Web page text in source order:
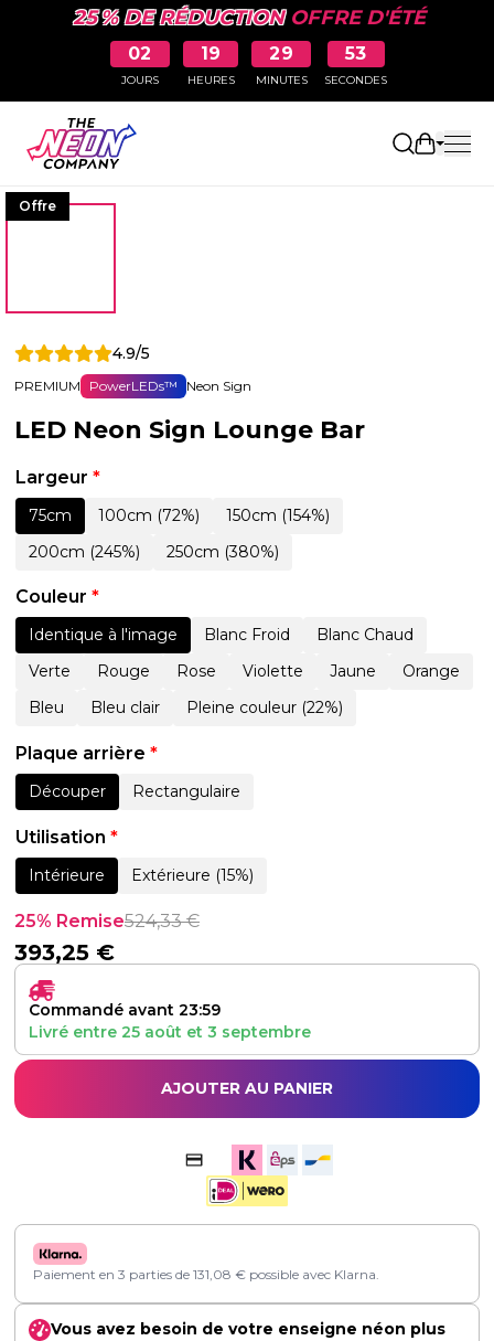
25 % DE RÉDUCTIONOFFRE D'ÉTÉ
02
JOURS
19
HEURES
29
MINUTES
52
SECONDES
Ouvrir
Offre
4.9/5
PREMIUM PowerLEDs™ Neon Sign
LED Neon Sign Lounge Bar
Largeur *
75cm 100cm (72%)
150cm (154%)
200cm (245%)
250cm (380%)
Couleur *
Identique à l'image Blanc Froid
Blanc Chaud
Verte
Rouge Rose Violette Jaune
Orange
Bleu
Bleu clair Pleine couleur (22%)
Plaque arrière *
Découper Rectangulaire
Utilisation *
Intérieure Extérieure (15%)
25% Remise524,33€
393,25 €
Commandé avant 23:59
Livré entre 25 août et 3 septembre
AJOUTER AU PANIER
Paiement en 3 parties de 131,08 € possible avec Klarna.
Vous avez besoin de votre enseigne néon plus